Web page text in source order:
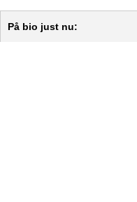
På bio just nu: